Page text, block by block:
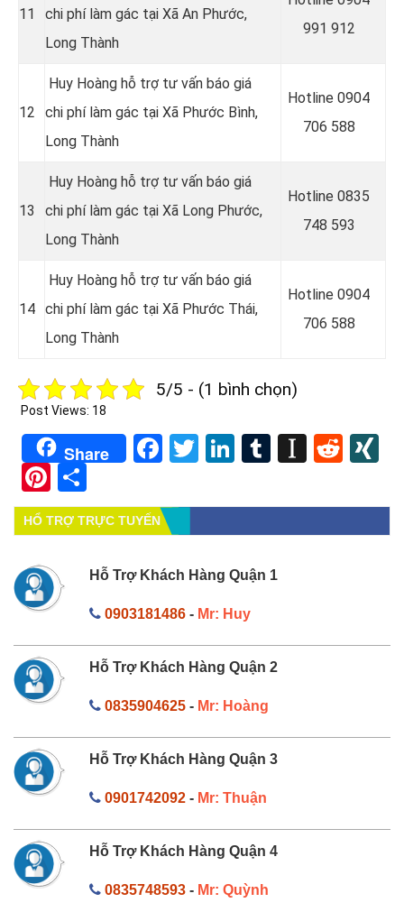
11
chi phí làm gác tại Xã An Phước,
Long Thành
991 912
12
Huy Hoàng hỗ trợ tư vấn báo giá
chi phí làm gác tại Xã Phước Bình,
Long Thành
Hotline 0904
706 588
13
Huy Hoàng hỗ trợ tư vấn báo giá
chi phí làm gác tại Xã Long Phước,
Long Thành
Hotline 0835
748 593
14
Huy Hoàng hỗ trợ tư vấn báo giá
chi phí làm gác tại Xã Phước Thái,
Long Thành
Hotline 0904
706 588
5/5 - (1 bình chọn)
Post Views: 18
Share Facebook
TwitterLinkedIn
Tumblr
Pinterest
HỔ TRỢ TRỰC TUYẾN
Hỗ Trợ Khách Hàng Quận 1
0903181486- Mr: Huy
Hỗ Trợ Khách Hàng Quận 2
0835904625- Mr: Hoàng
Hỗ Trợ Khách Hàng Quận 3
0901742092- Mr: Thuận
Hỗ Trợ Khách Hàng Quận 4
0835748593- Mr: Quỳnh